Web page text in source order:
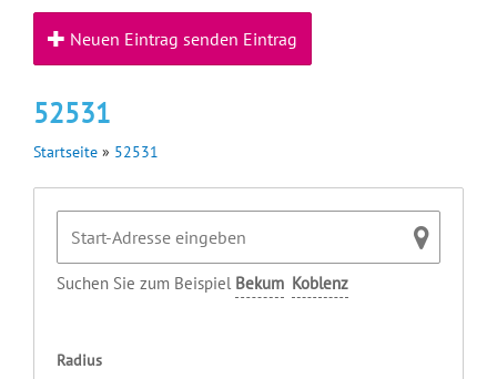
Neuen Eintrag senden Eintrag
52531
Startseite » 52531
Suchen Sie zum Beispiel Bekum Koblenz
Radius